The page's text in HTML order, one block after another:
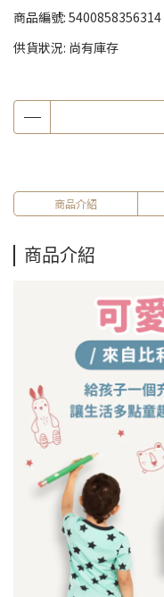
商品編號: 5400858356314
供貨狀況: 尚有庫存
商品介紹
商品介紹